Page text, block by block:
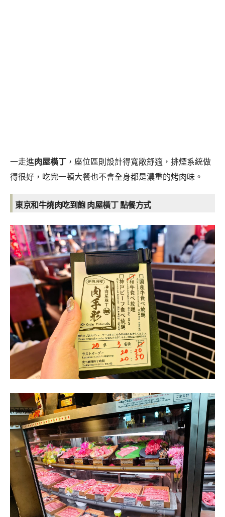
一走進肉屋橫丁 ， 座位區則設計得寬敞舒適，排煙系統做
得很好，吃完一頓大餐也不會全身都是濃重的烤肉味。
東京和牛燒肉吃到飽 肉屋橫丁 點餐方式